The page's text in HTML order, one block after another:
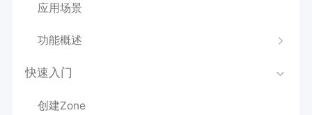
应用场景
功能概述
快速入门
创建Zone